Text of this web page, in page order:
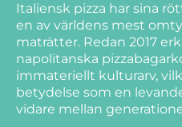
Italiensk pizza har sina
en av världens mest
maträtter. Redan 2017
napolitanska
immateriellt kulturarv,
betydelse som en
vidare mellan